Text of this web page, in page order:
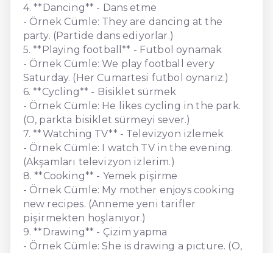
4. **Dancing** - Dans etme
- Örnek Cümle: They are dancing at the
party. (Partide dans ediyorlar.)
5. **Playing football** - Futbol oynamak
- Örnek Cümle: We play football every
Saturday. (Her Cumartesi futbol oynarız.)
6. **Cycling** - Bisiklet sürmek
- Örnek Cümle: He likes cycling in the park.
(O, parkta bisiklet sürmeyi sever.)
7. **Watching TV** - Televizyon izlemek
- Örnek Cümle: I watch TV in the evening.
(Akşamları televizyon izlerim.)
8. **Cooking** - Yemek pişirme
- Örnek Cümle: My mother enjoys cooking
new recipes. (Anneme yeni tarifler
pişirmekten hoşlanıyor.)
9. **Drawing** - Çizim yapma
- Örnek Cümle: She is drawing a picture. (O,